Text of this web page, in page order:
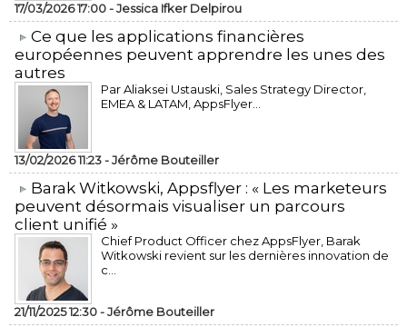
17/03/2026 17:00 -Jessica Ifker Delpirou
​Ce que les applications financières
européennes peuvent apprendre les unes des
autres
Par Aliaksei Ustauski, Sales Strategy Director,
EMEA & LATAM, AppsFlyer...
13/02/2026 11:23 -Jérôme Bouteiller
​Barak Witkowski, Appsflyer : « Les marketeurs
peuvent désormais visualiser un parcours
client unifié »
Chief Product Officer chez AppsFlyer, ​Barak
Witkowski revient sur les dernières innovation de
c...
21/11/2025 12:30 -Jérôme Bouteiller